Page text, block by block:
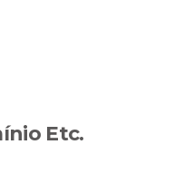
Etc.